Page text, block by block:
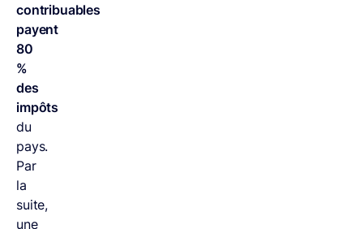
contribuables
payent
80
%
des
impôts
du
pays.
Par
la
suite,
une